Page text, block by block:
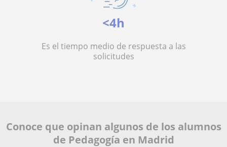
<4h
Es el tiempo medio de respuesta a las
solicitudes
Conoce que opinan algunos de los alumnos
de Pedagogía en Madrid